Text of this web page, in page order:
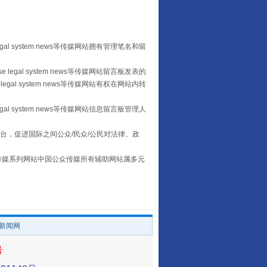
让传统村落焕发生机
走走走！国家喊你健身啦
system news等传媒网站拥有管理笔名和留
legal system news等传媒网站留言板发表的
system news等传媒网站有权在网站内转
system news等传媒网站信息留言板管理人
，促进国际之间公众/民众/公民对法律、政
系列网站中国公众传媒所有辅助网站属多元
闻网